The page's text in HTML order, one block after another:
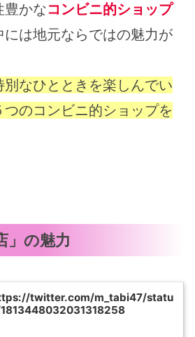
豊かな コンビニ的ショップ
は地元ならではの魅力が
なひとときを楽しんでい
のコンビニ的ショップを
」の魅力
twitter.com/m_tabi47/statu